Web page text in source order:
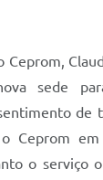
Ceprom,
sede
de
o Ceprom
o serviço